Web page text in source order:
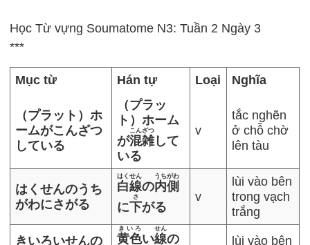
Học Từ vựng Soumatome N3: Tuần 2 Ngày 3
***
Mục từ Hán tự Loại Nghĩa
（プラット）ホ
ームがこんざつ
している
（プラッ
ト）ホーム
が混雑
こんざつ
して
いる
v
tắc nghẽn
ở chỗ chờ
lên tàu
はくせんのうち
がわにさがる
白線
はくせん
の内側
うちがわ
に下
さ
がる
v
lùi vào bên
trong vạch
trắng
きいろいせんの
黄色
きいろ
い線
せん
の
lùi vào bên